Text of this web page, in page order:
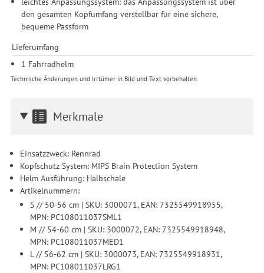
den gesamten Kopfumfang verstellbar für eine sichere,
bequeme Passform
Lieferumfang
1 Fahrradhelm
Technische Änderungen und Irrtümer in Bild und Text vorbehalten.
Merkmale
Einsatzzweck: Rennrad
Kopfschutz System: MIPS Brain Protection System
Helm Ausführung: Halbschale
Artikelnummern:
S // 50-56 cm | SKU: 3000071, EAN: 7325549918955,
MPN: PC108011037SML1
M // 54-60 cm | SKU: 3000072, EAN: 7325549918948,
MPN: PC108011037MED1
L // 56-62 cm | SKU: 3000073, EAN: 7325549918931,
MPN: PC108011037LRG1